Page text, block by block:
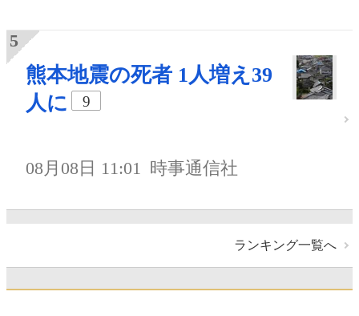
熊本地震の死者 1人増え39
人に
9
08月08日 11:01 時事通信社
ランキング一覧へ